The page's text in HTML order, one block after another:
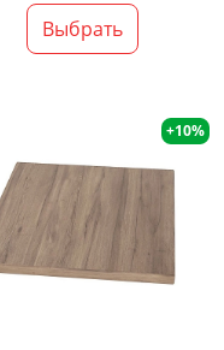
Выбрать
+10%